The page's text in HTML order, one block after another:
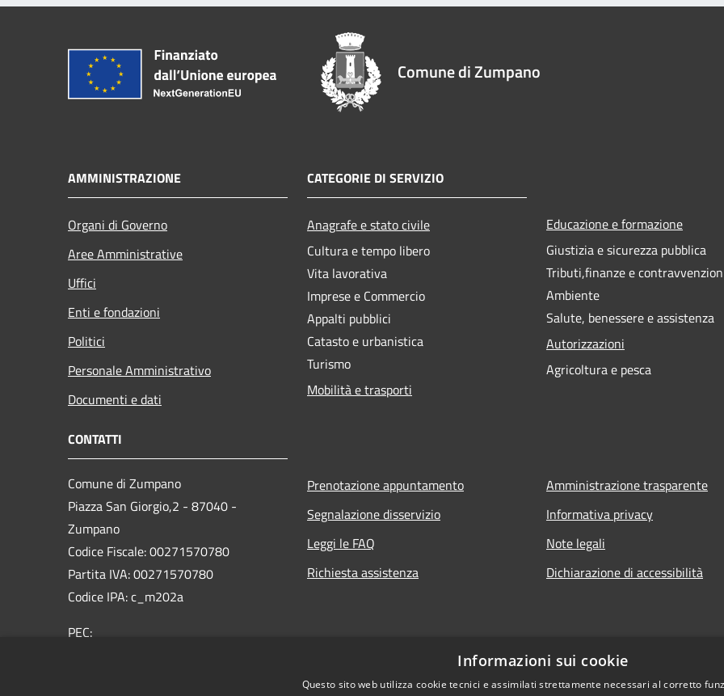
Comune di Zumpano
AMMINISTRAZIONE
Organi di Governo
Aree Amministrative
Uffici
Enti e fondazioni
Politici
Personale Amministrativo
Documenti e dati
CATEGORIE DI SERVIZIO
Anagrafe e stato civile
Cultura e tempo libero
Vita lavorativa
Imprese e Commercio
Appalti pubblici
Catasto e urbanistica
Turismo
Mobilità e trasporti
Educazione e formazione
Giustizia e sicurezza pubblica
Tributi,finanze e
Ambiente
Salute, benessere e assistenza
Autorizzazioni
Agricoltura e pesca
CONTATTI
Comune di Zumpano
Piazza San Giorgio,2 - 87040 -
Zumpano
Codice Fiscale: 00271570780
Partita IVA: 00271570780
Codice IPA: c_m202a
PEC:
Prenotazione appuntamento
Segnalazione disservizio
Leggi le FAQ
Richiesta assistenza
Amministrazione trasparente
Informativa privacy
Note legali
Dichiarazione di accessibilità
Informazioni sui cookie
Questo sito web utilizza cookie tecnici e assimilati strettamente necessari al corretto